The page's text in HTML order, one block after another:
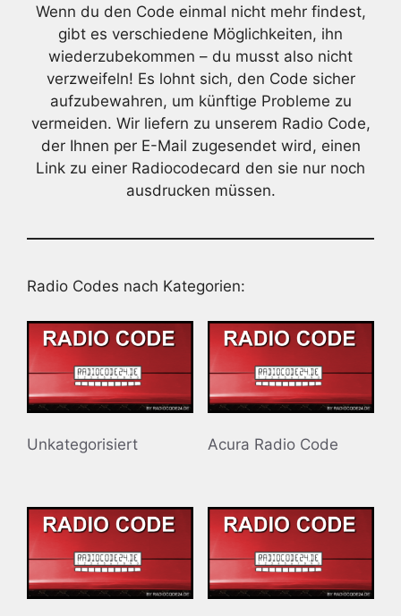
Wenn du den Code einmal nicht mehr findest,
gibt es verschiedene Möglichkeiten, ihn
wiederzubekommen – du musst also nicht
verzweifeln! Es lohnt sich, den Code sicher
aufzubewahren, um künftige Probleme zu
vermeiden. Wir liefern zu unserem Radio Code,
der Ihnen per E-Mail zugesendet wird, einen
Link zu einer Radiocodecard den sie nur noch
ausdrucken müssen.
Radio Codes nach Kategorien:
Unkategorisiert Acura Radio Code